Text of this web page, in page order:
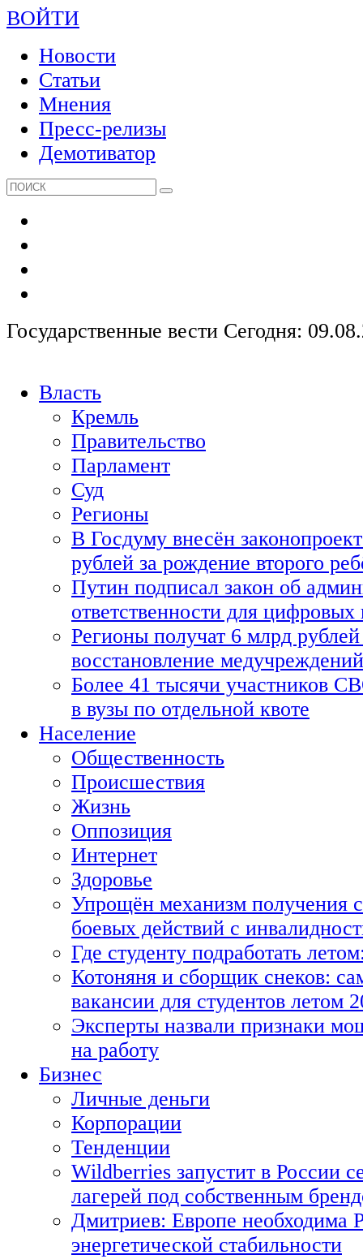
ВОЙТИ
Новости
Статьи
Мнения
Пресс-релизы
Демотиватор
Государственные вести Сегодня:
Власть
Кремль
Правительство
Парламент
Суд
Регионы
В Госдуму внесён
рублей за рождение второго
Путин подписал закон об
ответственности для
Регионы получат 6 млрд рублей
восстановление медучреждений
Более 41 тысячи участников
в вузы по отдельной квоте
Население
Общественность
Происшествия
Жизнь
Оппозиция
Интернет
Здоровье
Упрощён механизм получения
боевых действий с
Где студенту подработать
Котоняня и сборщик снеков:
вакансии для студентов летом
Эксперты назвали признаки
на работу
Бизнес
Личные деньги
Корпорации
Тенденции
Wildberries запустит в России
лагерей под собственным
Дмитриев: Европе необходима
энергетической стабильности